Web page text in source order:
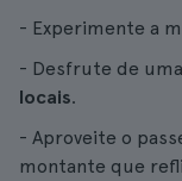
- Experimente a
- Desfrute de
locais.
- Aproveite o
montante que